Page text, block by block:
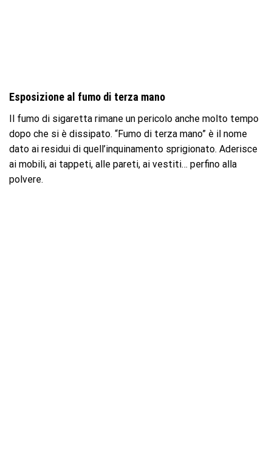
Esposizione al fumo di terza mano
Il fumo di sigaretta rimane un pericolo anche molto tempo
dopo che si è dissipato. “Fumo di terza mano” è il nome
dato ai residui di quell’inquinamento sprigionato. Aderisce
ai mobili, ai tappeti, alle pareti, ai vestiti… perfino alla
polvere.